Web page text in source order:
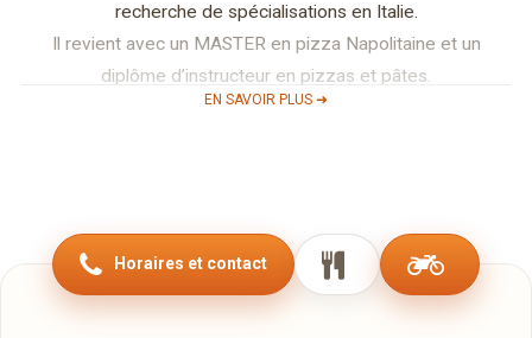
EN SAVOIR PLUS ➜
recherche de spécialisations en Italie.
Il revient avec un MASTER en pizza Napolitaine et un
diplôme d’instructeur en pizzas et pâtes.
Nizar El Hajjaoui vient d'ouvrir son premier établissement en
Parmir les spécialités maison citons les Spaghettis flambés
dans la meule de Parmesan ou les Papardelles aux fruits de
mer qui sont cuites dans le four à bois.
Horaires et contact